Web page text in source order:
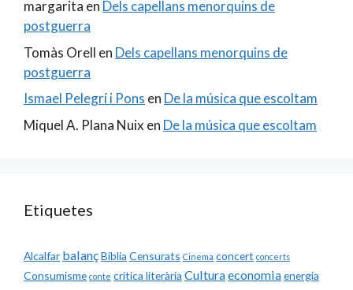
margarita en Dels capellans menorquins de
postguerra
Tomàs Orell en Dels capellans menorquins de
postguerra
Ismael Pelegrí i Pons en De la música que escoltam
Miquel A. Plana Nuix en De la música que escoltam
Etiquetes
Alcalfar balançBiblia Censurats Cinema concert concerts
Consumisme conte crítica literària Culturaeconomiaenergia